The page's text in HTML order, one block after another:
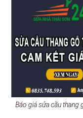
Báo giá sửa cầu thang